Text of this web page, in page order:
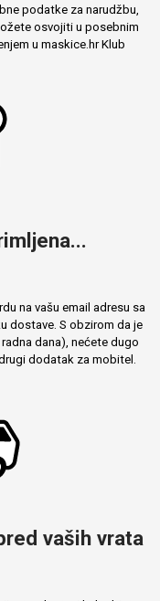
podatke za narudžbu,
osvojiti u posebnim
u maskice.hr Klub
na vašu email adresu sa
dostave. S obzirom da je
dana), nećete dugo
dodatak za mobitel.
vaših vrata